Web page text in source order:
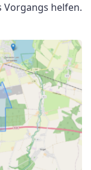
helfen.